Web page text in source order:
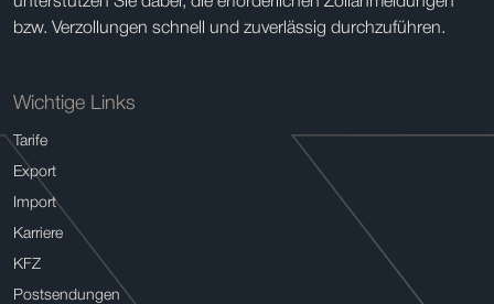
bzw. Verzollungen schnell und zuverlässig durchzuführen.
Wichtige Links
Tarife
Export
Import
Karriere
KFZ
Postsendungen